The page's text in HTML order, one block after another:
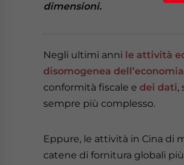
dimensioni.
Negli ultimi anni le attività
disomogenea
conformità fiscale e dei dati,
sempre più complesso.
Eppure, le attività in Cina di
catene di fornitura globali